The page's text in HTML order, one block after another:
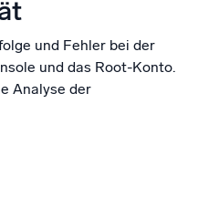
und Fehler bei der
und das Root-Konto.
Analyse der